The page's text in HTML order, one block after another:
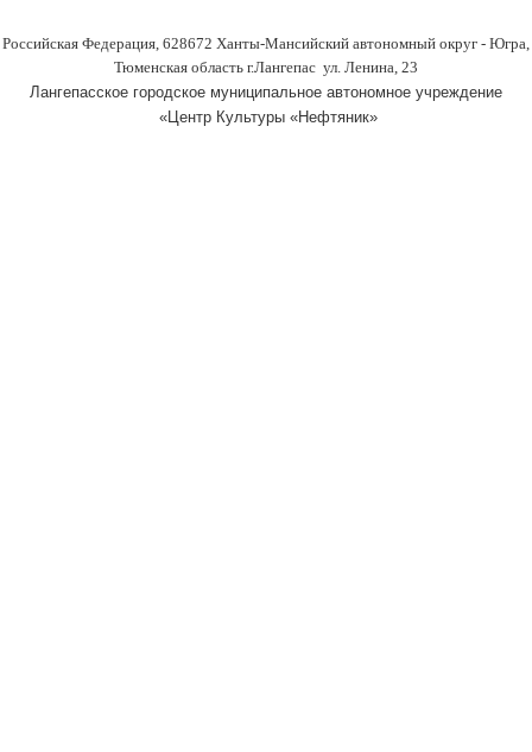
Российская Федерация, 628672 Ханты-Мансийский автономный округ - Югра,
Тюменская область г.Лангепас ул. Ленина, 23
Лангепасское городское муниципальное автономное учреждение
«Центр Культуры «Нефтяник»